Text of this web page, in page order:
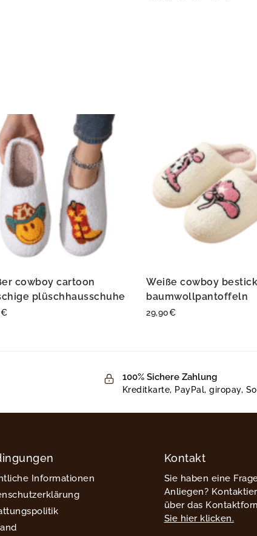
cowboy cartoon
plüschhausschuhe
€
Weiße cowboy
baumwollpantoffeln
29,90€
100% Sichere Zahlung
Kreditkarte, PayPal, giropay,
Informationen
Kontakt
Sie haben eine
Anliegen?
über das
Sie hier klicken.